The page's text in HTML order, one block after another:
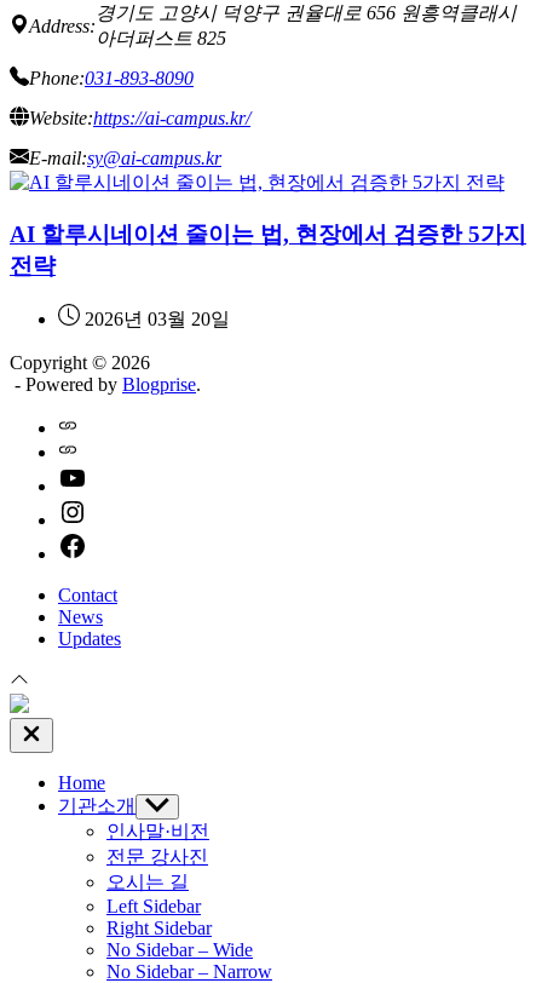
Address:
경기도 고양시 덕양구 권율대로 656 원흥역클래시
아더퍼스트 825
Phone:031-893-8090
Website:https://ai-campus.kr/
E-mail:sy@ai-campus.kr
AI 할루시네이션 줄이는 법, 현장에서 검증한 5가지
전략
2026년 03월 20일
Copyright © 2026
- Powered by Blogprise.
Contact
News
Updates
Close
Off
Home
기관소개
Show
sub
menu
인사말·비전
전문 강사진
오시는 길
Left Sidebar
Right Sidebar
No Sidebar – Wide
No Sidebar – Narrow